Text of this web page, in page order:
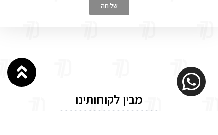
שליחה
מבין לקוחותינו